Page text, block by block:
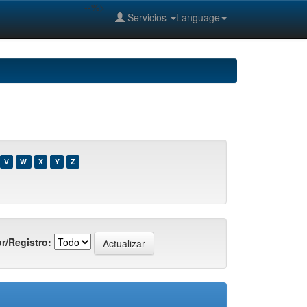
Language
Servicios
--%>
V W X Y Z
Registro: